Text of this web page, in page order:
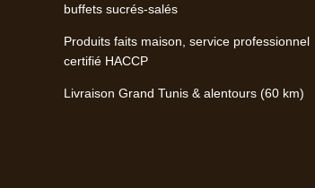
buffets sucrés-salés
Produits faits maison, service professionnel
certifié HACCP
Livraison Grand Tunis & alentours (60 km)